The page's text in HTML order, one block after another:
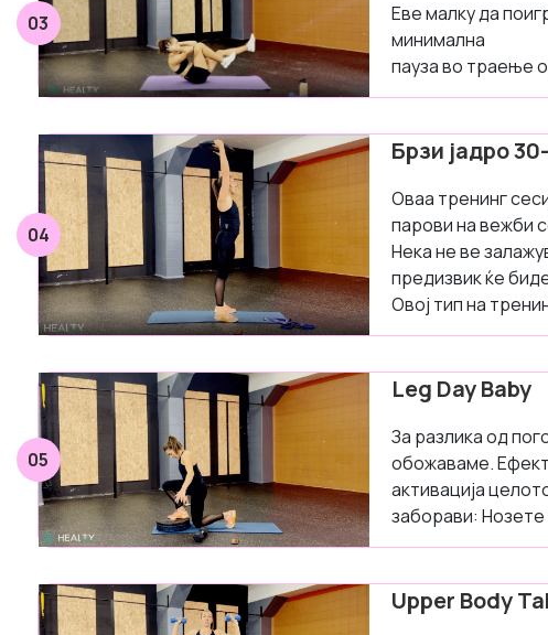
03
Еве малку да
минимална
пауза во траење
04
Брзи јадро
Оваа тренинг
парови на вежби
Нека не ве
предизвик ќе
Овој тип на
05
Leg Day Baby
За разлика од
обожаваме.
активација
заборави: Нозете
Upper Body